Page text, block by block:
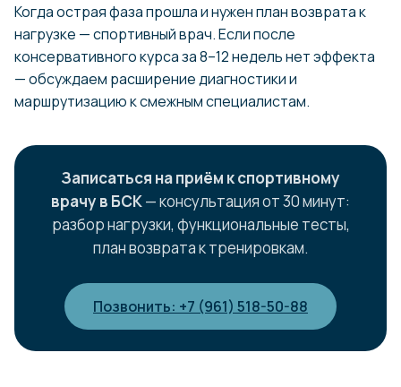
Когда острая фаза прошла и нужен план возврата к
нагрузке — спортивный врач. Если после
консервативного курса за 8–12 недель нет эффекта
— обсуждаем расширение диагностики и
маршрутизацию к смежным специалистам.
Записаться на приём к спортивному
врачу в БСК— консультация от 30 минут:
разбор нагрузки, функциональные тесты,
план возврата к тренировкам.
Позвонить: +7 (961) 518-50-88